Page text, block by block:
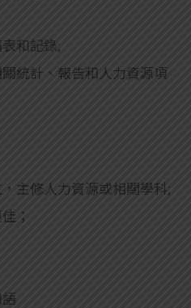
和記錄;
統計、報告和人力資源項
主修人力資源或相關學科;
；